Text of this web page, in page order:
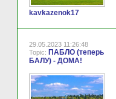
kavkazenok17
29.05.2023 11:26:48
Topic: ПАБЛО (теперь
БАЛУ) - ДОМА!